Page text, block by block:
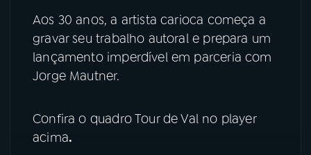
ACOMPANHE A RÁDIO MEC
YouTube Facebook
TikTok
Aos 30 anos, a artista carioca começa a
gravar seu trabalho autoral e prepara um
lançamento imperdível em parceria com
Jorge Mautner.
Confira o quadro Tour de Val no player
acima.